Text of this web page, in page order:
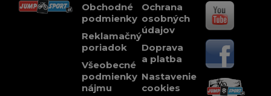
Obchodné
podmienky
Reklamačný
poriadok
Všeobecné
podmienky
nájmu
Ochrana
osobných
údajov
Doprava
a platba
Nastavenie
cookies